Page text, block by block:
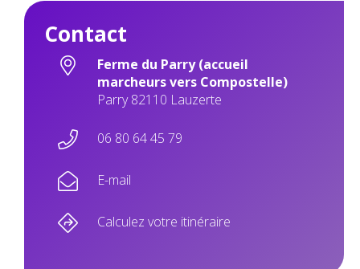
Contact
Ferme du Parry (accueil
marcheurs vers Compostelle)
Parry 82110 Lauzerte
06 80 64 45 79
E-mail
Calculez votre itinéraire